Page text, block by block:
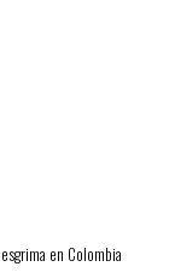
en Colombia